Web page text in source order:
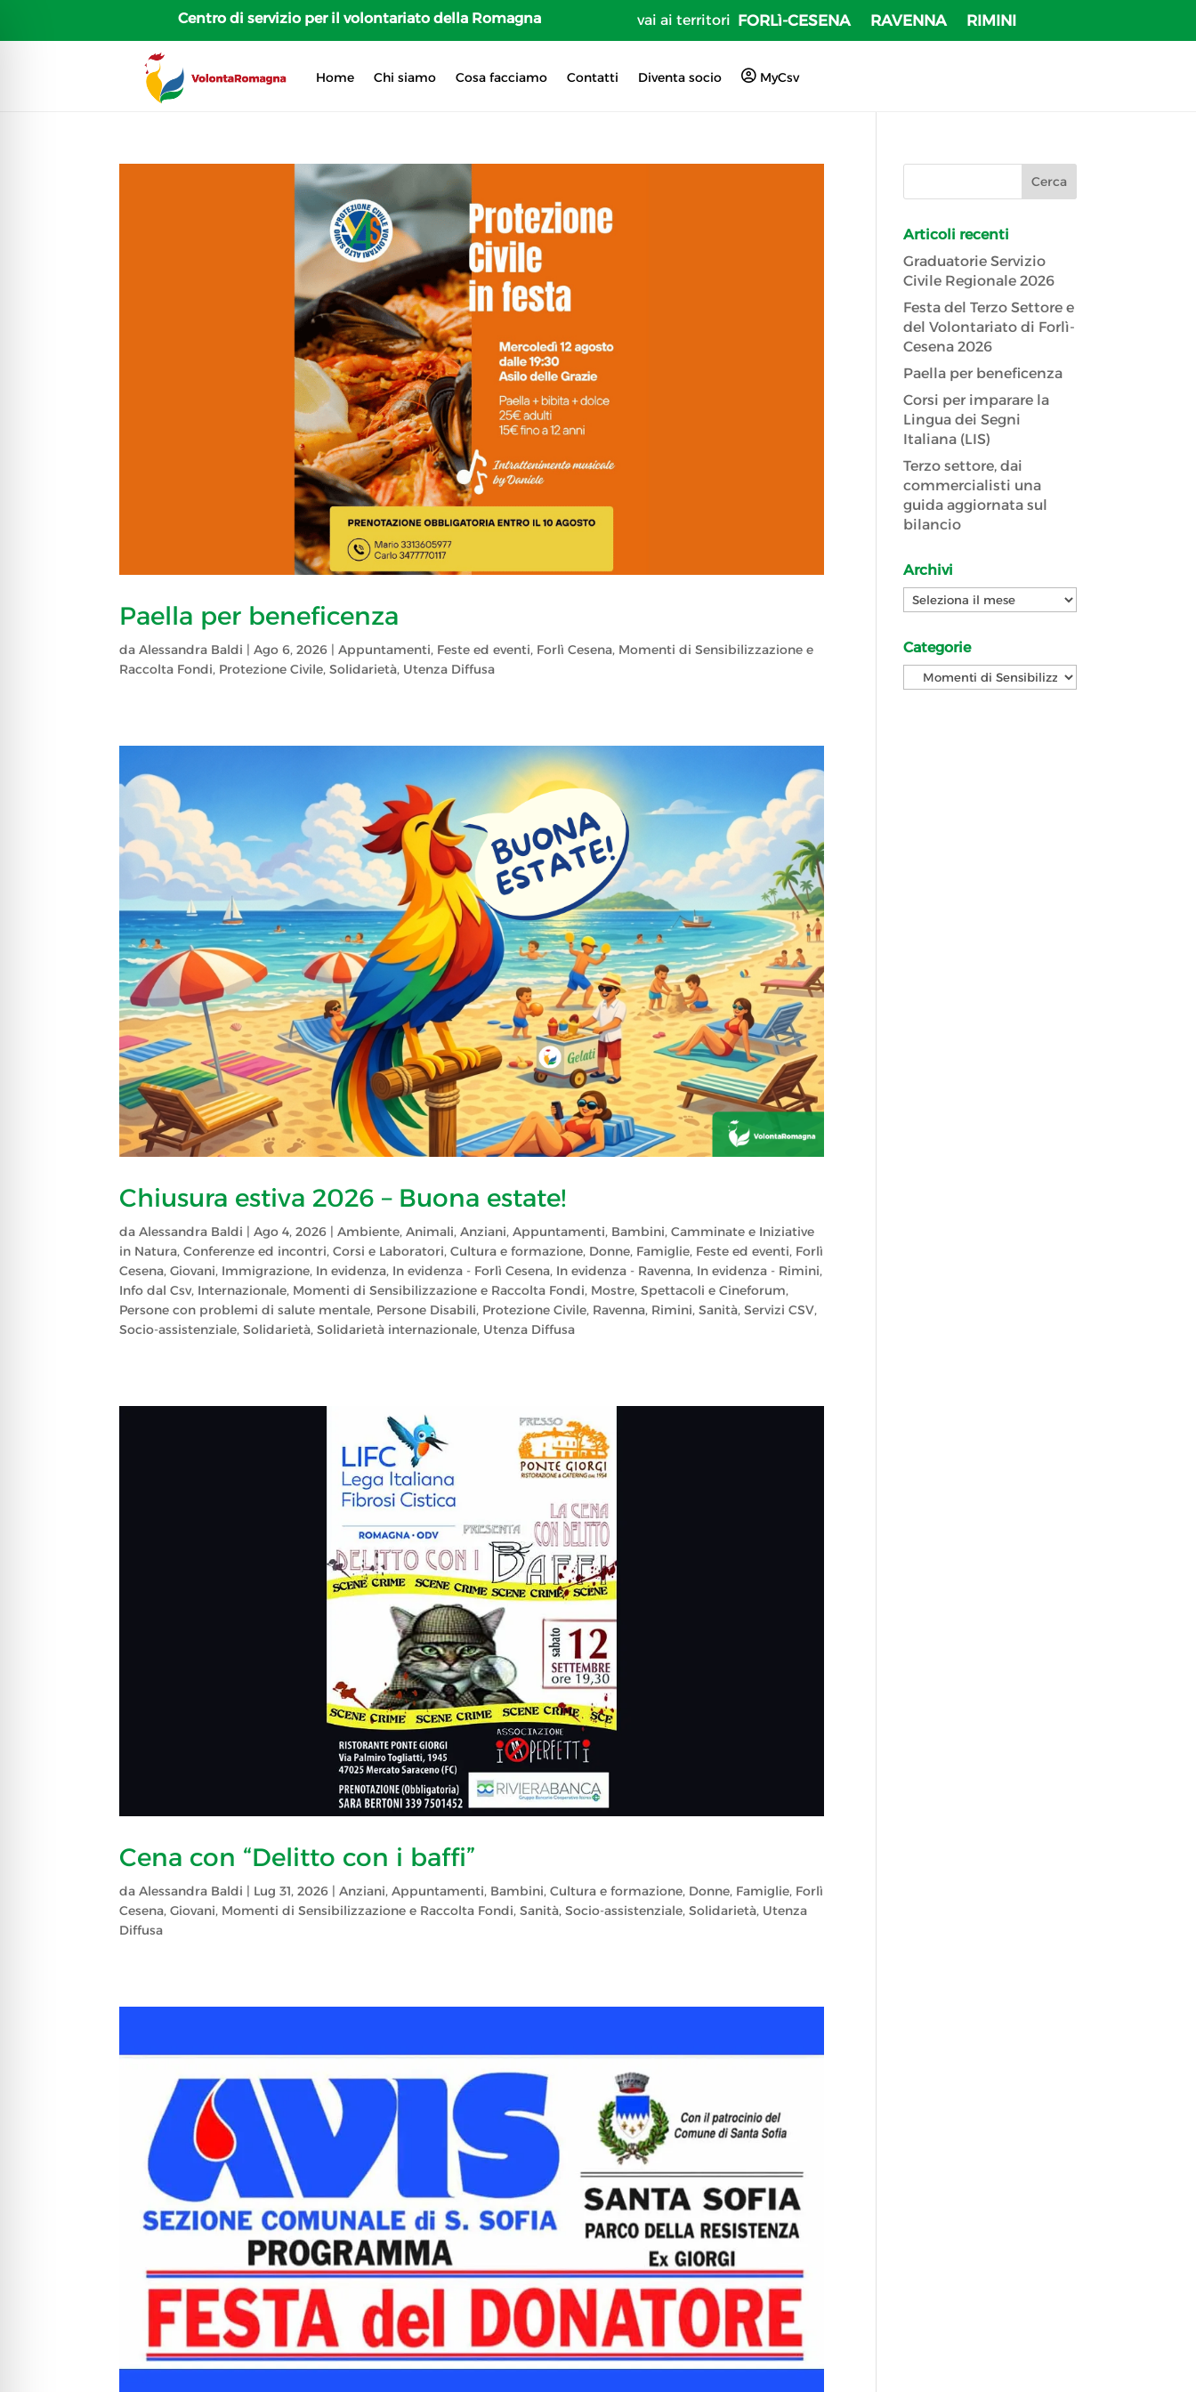
Centro di servizio per il volontariato della Romagna vai ai territori FORLì-CESENA RAVENNA RIMINI
Home Chi siamo Cosa facciamo Contatti Diventa socio MyCsv
Paella per beneficenza
daAlessandra Baldi |Ago 6, 2026 |Appuntamenti, Feste ed eventi, Forlì Cesena, Momenti di Sensibilizzazione e
Raccolta Fondi, Protezione Civile,Solidarietà, Utenza Diffusa
Chiusura estiva 2026 – Buona estate!
daAlessandra Baldi |Ago 4, 2026 |Ambiente,Animali,Anziani,Appuntamenti, Bambini,Camminate e Iniziative
in Natura,Conferenze ed incontri,Corsi e Laboratori,Cultura e formazione, Donne, Famiglie, Feste ed eventi, Forlì
Cesena,Giovani, Immigrazione, In evidenza, In evidenza - Forlì Cesena, In evidenza - Ravenna, In evidenza - Rimini,
Info dal Csv, Internazionale, Momenti di Sensibilizzazione e Raccolta Fondi, Mostre, Spettacoli e Cineforum,
Persone con problemi di salute mentale, Persone Disabili, Protezione Civile, Ravenna, Rimini,Sanità,Servizi CSV,
Socio-assistenziale,Solidarietà,Solidarietà internazionale, Utenza Diffusa
Cena con “Delitto con i baffi”
daAlessandra Baldi | Lug 31, 2026 |Anziani,Appuntamenti, Bambini,Cultura e formazione, Donne, Famiglie, Forlì
Cesena,Giovani, Momenti di Sensibilizzazione e Raccolta Fondi,Sanità,Socio-assistenziale,Solidarietà, Utenza
Diffusa
Articoli recenti
Graduatorie Servizio
Civile Regionale 2026
Festa del Terzo Settore e
del Volontariato di Forlì-
Cesena 2026
Paella per beneficenza
Corsi per imparare la
Lingua dei Segni
Italiana (LIS)
Terzo settore, dai
commercialisti una
guida aggiornata sul
bilancio
Archivi
Archivi
Categorie
Categorie